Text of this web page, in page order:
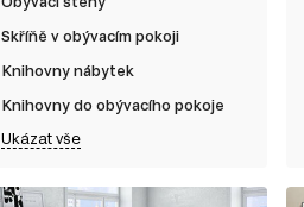
Skříňě v obývacím pokoji
Knihovny nábytek
Knihovny do obývacího pokoje
Ukázat vše